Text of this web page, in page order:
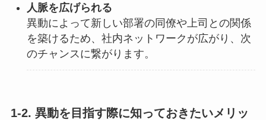
人脈を広げられる
異動によって新しい部署の同僚や上司との関係
を築けるため、社内ネットワークが広がり、次
のチャンスに繋がります。
1-2. 異動を目指す際に知っておきたいメリッ